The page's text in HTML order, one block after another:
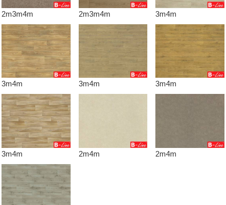
2m3m4m 2m3m4m 3m4m
3m4m 3m4m 3m4m
3m4m 2m4m 2m4m